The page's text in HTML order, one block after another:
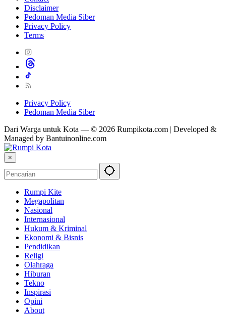
Disclaimer
Pedoman Media Siber
Privacy Policy
Terms
Privacy Policy
Pedoman Media Siber
Dari Warga untuk Kota — © 2026 Rumpikota.com | Developed &
Managed by Bantuinonline.com
×
Rumpi Kite
Megapolitan
Nasional
Internasional
Hukum & Kriminal
Ekonomi & Bisnis
Pendidikan
Religi
Olahraga
Hiburan
Tekno
Inspirasi
Opini
About